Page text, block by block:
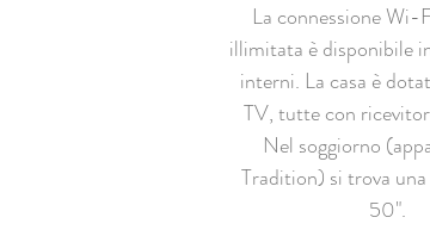
La connessione Wi-
illimitata è disponibile
interni. La casa è
TV, tutte con
Nel soggiorno
Tradition) si trova
50".